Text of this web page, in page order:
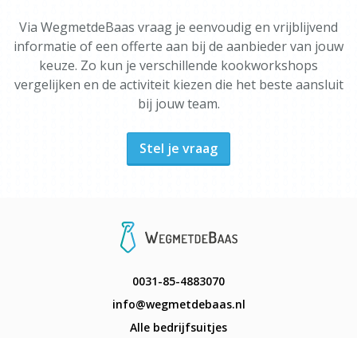
Via WegmetdeBaas vraag je eenvoudig en vrijblijvend
informatie of een offerte aan bij de aanbieder van jouw
keuze. Zo kun je verschillende kookworkshops
vergelijken en de activiteit kiezen die het beste aansluit
bij jouw team.
Stel je vraag
0031-85-4883070
info@wegmetdebaas.nl
Alle bedrijfsuitjes